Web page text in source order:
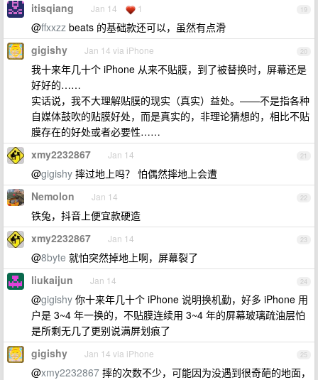
19
itisqiang Jan 14 1
@ffxxzz beats 的基础款还可以，虽然有点滑
20
gigishy Jan 14 via iPhone
我十来年几十个 iPhone 从来不贴膜，到了被替换时，屏幕还是
好好的……
实话说，我不大理解贴膜的现实（真实）益处。——不是指各种
自媒体鼓吹的贴膜好处，而是真实的，非理论猜想的，相比不贴
膜存在的好处或者必要性……
21
xmy2232867 Jan 14
@gigishy 摔过地上吗？ 怕偶然摔地上会遭
22
Nemolon Jan 14
铁兔，抖音上便宜款硬造
23
xmy2232867 Jan 14
@8byte 就怕突然掉地上啊，屏幕裂了
24
liukaijun Jan 14
@gigishy 你十来年几十个 iPhone 说明换机勤，好多 iPhone 用
户是 3~4 年一换的，不贴膜连续用 3~4 年的屏幕玻璃疏油层怕
是所剩无几了更别说满屏划痕了
25
gigishy Jan 14 via iPhone
@xmy2232867 摔的次数不少，可能因为没遇到很奇葩的地面，